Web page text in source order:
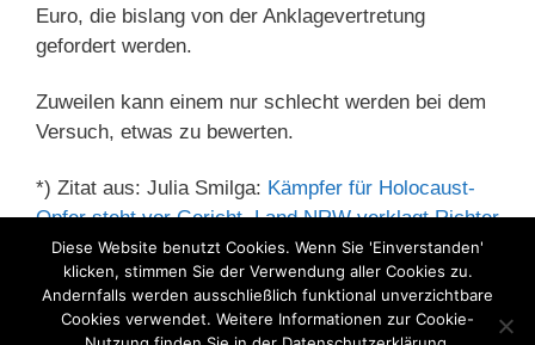
Euro, die bislang von der Anklagevertretung
gefordert werden.
Zuweilen kann einem nur schlecht werden bei dem
Versuch, etwas zu bewerten.
*) Zitat aus: Julia Smilga: Kämpfer für Holocaust-
Opfer steht vor Gericht. Land NRW verklagt Richter
(18.03.2016)
Kategorien
Bundessozialgericht,Rentenversicherung,
Diese Website benutzt Cookies. Wenn Sie 'Einverstanden'
klicken, stimmen Sie der Verwendung aller Cookies zu.
Andernfalls werden ausschließlich funktional unverzichtbare
Cookies verwendet. Weitere Informationen zur Cookie-